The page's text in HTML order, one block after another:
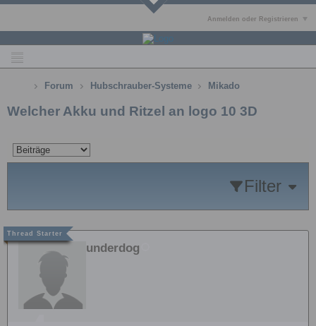
Anmelden oder Registrieren
Forum Hubschrauber-Systeme Mikado
Welcher Akku und Ritzel an logo 10 3D
Filter
underdog